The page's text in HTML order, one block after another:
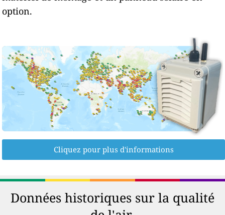
option.
Cliquez pour plus d'informations
Données historiques sur la qualité